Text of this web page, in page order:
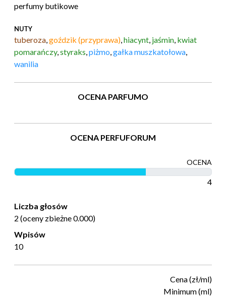
perfumy butikowe
NUTY
tuberoza,goździk (przyprawa),hiacynt, jaśmin, kwiat
pomarańczy,styraks,piżmo,gałka muszkatołowa,
wanilia
OCENA PARFUMO
OCENA PERFUFORUM
OCENA
4
Liczba głosów
2 (oceny zbieżne 0.000)
Wpisów
10
Cena (zł/ml)
Minimum (ml)